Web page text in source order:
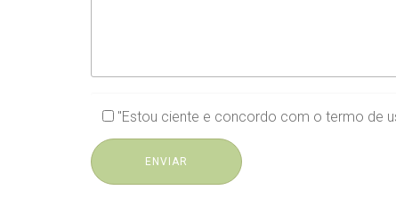
"Estou ciente e concordo com o termo de